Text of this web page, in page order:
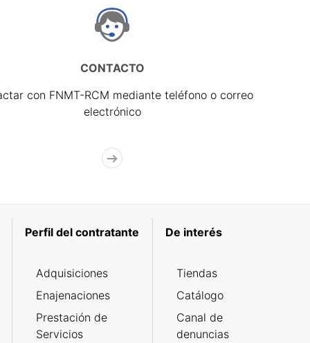
CONTACTO
con FNMT-RCM mediante teléfono o correo
electrónico
Perfil del contratante
Adquisiciones
Enajenaciones
Prestación de
Servicios
De interés
Tiendas
Catálogo
Canal de
denuncias